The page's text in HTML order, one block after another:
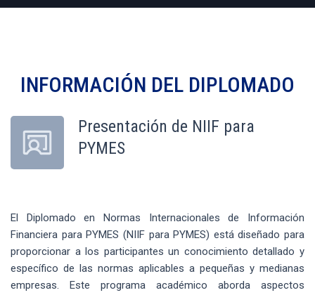
INFORMACIÓN DEL DIPLOMADO
Presentación de NIIF para
PYMES
El Diplomado en Normas Internacionales de Información
Financiera para PYMES (NIIF para PYMES) está diseñado para
proporcionar a los participantes un conocimiento detallado y
específico de las normas aplicables a pequeñas y medianas
empresas. Este programa académico aborda aspectos